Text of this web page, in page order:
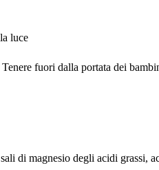
luce
fuori dalla portata dei
di magnesio degli acidi grassi,